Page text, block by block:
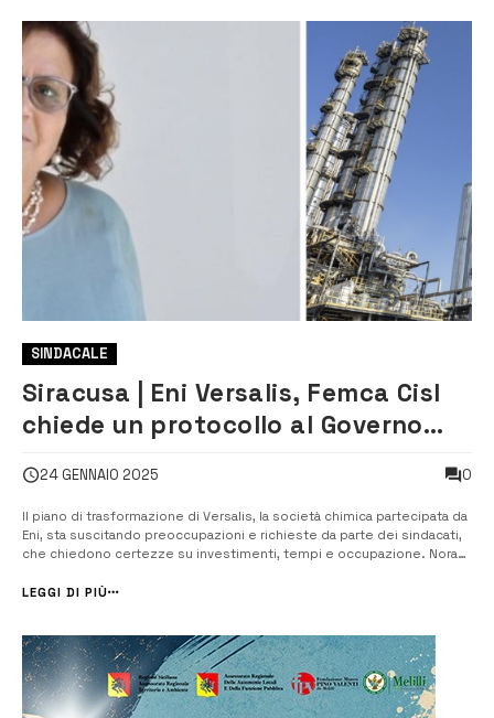
SINDACALE
Siracusa | Eni Versalis, Femca Cisl
chiede un protocollo al Governo
occupazione
24 GENNAIO 2025 0
Il piano di trasformazione di Versalis, la società chimica partecipata da
Eni, sta suscitando preoccupazioni e richieste da parte dei sindacati,
che chiedono certezze su investimenti, tempi e occupazione. Nora
governo deve intervenire con un protocollo che definisca
LEGGI DI PIÙ